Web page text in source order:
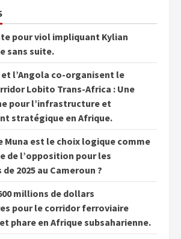
pour viol impliquant Kylian
sans suite.
l’Angola co-organisent le
Lobito Trans-Africa : Une
pour l’infrastructure et
stratégique en Afrique.
Muna est le choix logique comme
de l’opposition pour les
2025 au Cameroun ?
millions de dollars
pour le corridor ferroviaire
phare en Afrique subsaharienne.